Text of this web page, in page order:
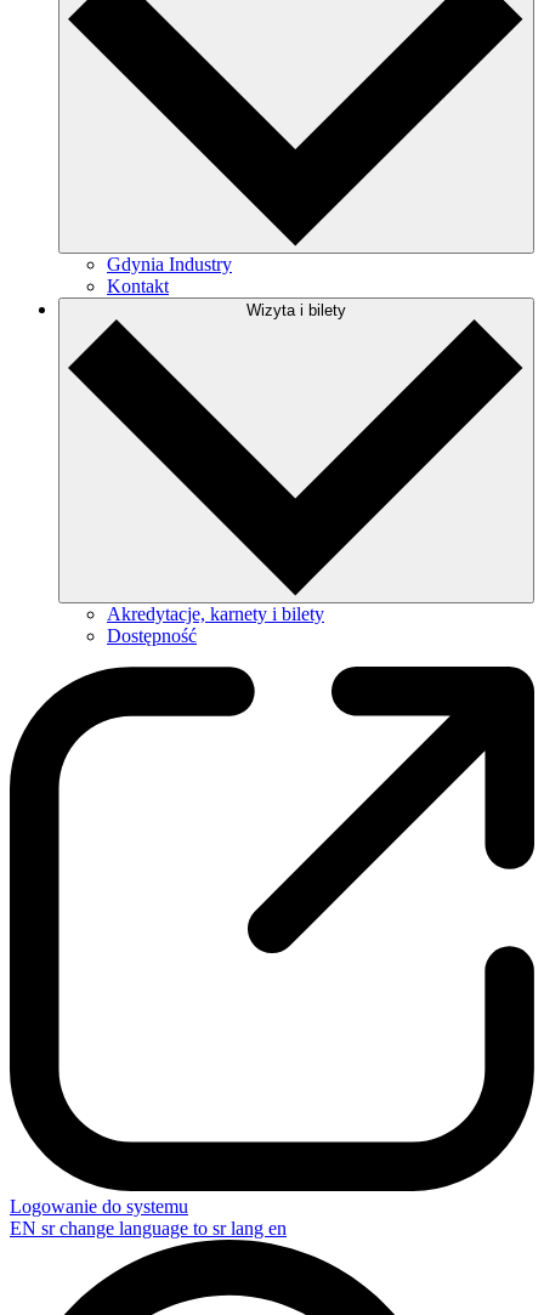
Gdynia Industry
Kontakt
Wizyta i bilety
Akredytacje, karnety i bilety
Dostępność
Logowanie do systemu
EN sr change language to sr lang en